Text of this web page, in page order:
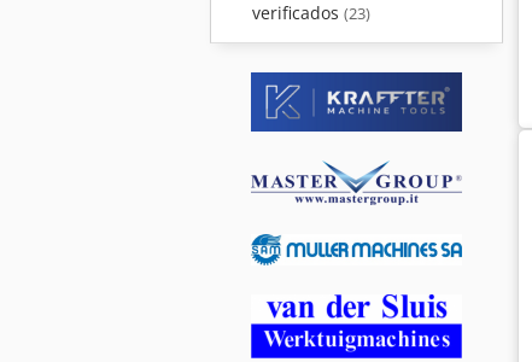
verificados (23)